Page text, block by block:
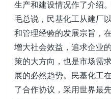
生产和建设情况作了介绍
毛总说，民基化工从建厂
和管理经验的发展宗旨，
增大社会效益，追求企业
策的大方向，也是市场需
展的必然趋势。民基化工
了合作协议，采用世界最